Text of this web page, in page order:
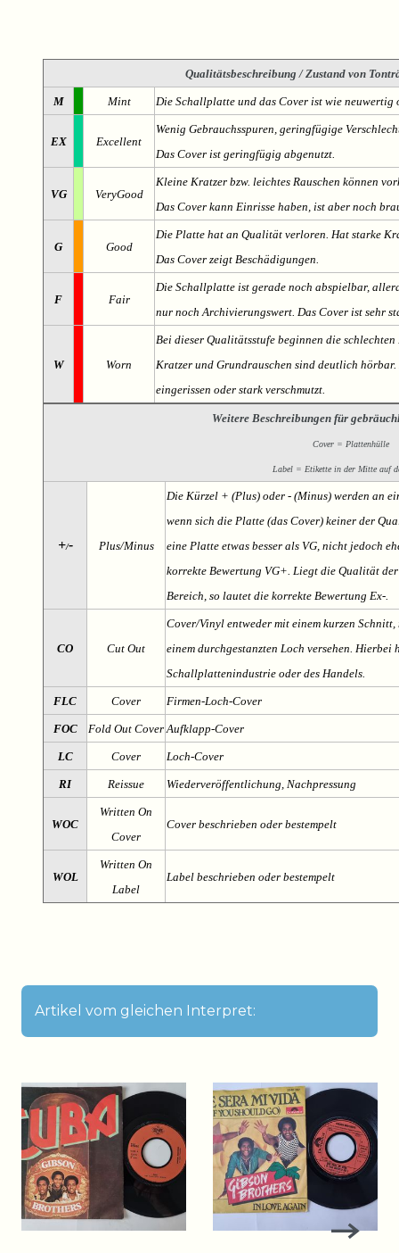
Qualitätsbeschreibung / Zustand von
M Mint Die Schallplatte und das Cover ist wie
EX Excellent
Wenig Gebrauchsspuren, geringfügige
Das Cover ist geringfügig abgenutzt.
VG VeryGood
Kleine Kratzer bzw. leichtes Rauschen können
Das Cover kann Einrisse haben, ist aber noch
G Good
Die Platte hat an Qualität verloren. Hat starke
Das Cover zeigt Beschädigungen.
F Fair
Die Schallplatte ist gerade noch abspielbar,
nur noch Archivierungswert. Das Cover ist sehr
W Worn
Bei dieser Qualitätsstufe beginnen die
Kratzer und Grundrauschen sind deutlich
eingerissen oder stark verschmutzt.
Weitere Beschreibungen für
Cover = Plattenhülle
Label = Etikette in der Mitte auf
+/- Plus/Minus
Die Kürzel + (Plus) oder - (Minus) werden an
wenn sich die Platte (das Cover) keiner der
eine Platte etwas besser als VG, nicht jedoch
korrekte Bewertung VG+. Liegt die Qualität
Bereich, so lautet die korrekte Bewertung Ex-.
CO Cut Out
Cover/Vinyl entweder mit einem kurzen
einem durchgestanzten Loch versehen. Hierbei
Schallplattenindustrie oder des Handels.
FLC Cover Firmen-Loch-Cover
FOC Fold Out Cover Aufklapp-Cover
LC Cover Loch-Cover
RI Reissue Wiederveröffentlichung, Nachpressung
WOC
Written On
Cover
Cover beschrieben oder bestempelt
WOL
Written On
Label
Label beschrieben oder bestempelt
Artikel vom gleichen Interpret: